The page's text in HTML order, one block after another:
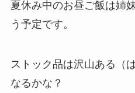
夏休み中のお昼ご飯は姉
う予定です。
ストック品は沢山ある（
なるかな？